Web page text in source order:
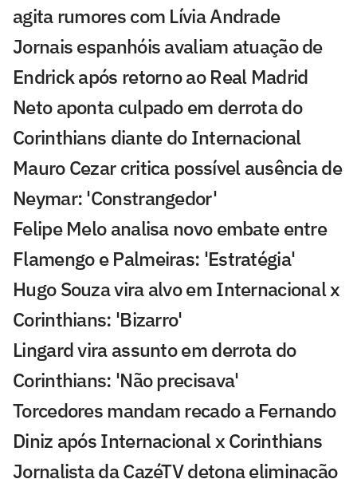
agita rumores com Lívia Andrade
Jornais espanhóis avaliam atuação de
Endrick após retorno ao Real Madrid
Neto aponta culpado em derrota do
Corinthians diante do Internacional
Mauro Cezar critica possível ausência de
Neymar: 'Constrangedor'
Felipe Melo analisa novo embate entre
Flamengo e Palmeiras: 'Estratégia'
Hugo Souza vira alvo em Internacional x
Corinthians: 'Bizarro'
Lingard vira assunto em derrota do
Corinthians: 'Não precisava'
Torcedores mandam recado a Fernando
Diniz após Internacional x Corinthians
Jornalista da CazéTV detona eliminação